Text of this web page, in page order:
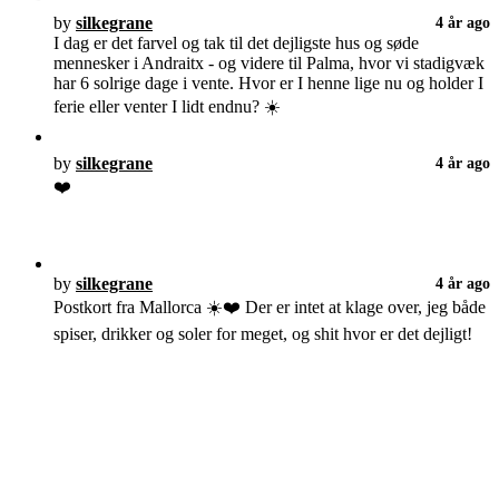
by silkegrane 4 år ago
I dag er det farvel og tak til det dejligste hus og søde
mennesker i Andraitx - og videre til Palma, hvor vi stadigvæk
har 6 solrige dage i vente. Hvor er I henne lige nu og holder I
ferie eller venter I lidt endnu? ☀️
by silkegrane 4 år ago
❤️
by silkegrane 4 år ago
Postkort fra Mallorca ☀️❤️ Der er intet at klage over, jeg både
spiser, drikker og soler for meget, og shit hvor er det dejligt!